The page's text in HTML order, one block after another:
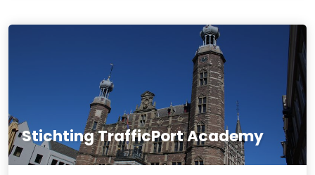
Stichting TrafficPort Academy